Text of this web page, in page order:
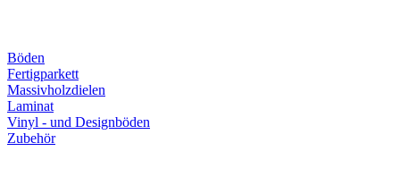
Böden
Fertigparkett
Massivholzdielen
Laminat
Vinyl - und Designböden
Zubehör